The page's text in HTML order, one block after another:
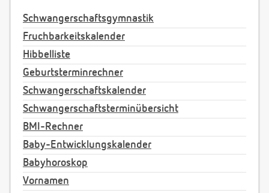
Schwangerschaftsgymnastik
Fruchbarkeitskalender
Hibbelliste
Geburtsterminrechner
Schwangerschaftskalender
Schwangerschaftsterminübersicht
BMI-Rechner
Baby-Entwicklungskalender
Babyhoroskop
Vornamen